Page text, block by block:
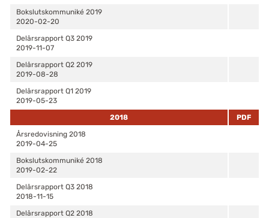
Bokslutskommuniké 2019
2020-02-20
Delårsrapport Q3 2019
2019-11-07
Delårsrapport Q2 2019
2019-08-28
Delårsrapport Q1 2019
2019-05-23
2018
PDF
Årsredovisning 2018
2019-04-25
Bokslutskommuniké 2018
2019-02-22
Delårsrapport Q3 2018
2018-11-15
Delårsrapport Q2 2018